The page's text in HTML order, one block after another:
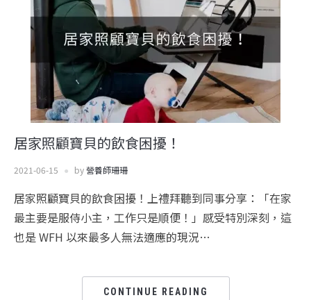
居家照顧寶貝的飲食困擾！
2021-06-15 by營養師珊珊
居家照顧寶貝的飲食困擾！上禮拜聽到同事分享：「在家
最主要是服侍小主，工作只是順便！」感受特別深刻，這
也是 WFH 以來最多人無法適應的現況…
CONTINUE READING